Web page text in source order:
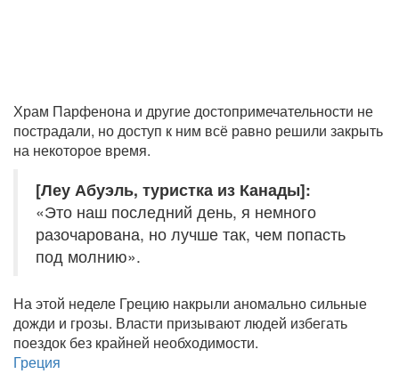
Храм Парфенона и другие достопримечательности не
пострадали, но доступ к ним всё равно решили закрыть
на некоторое время.
[Леу Абуэль, туристка из Канады]:
«Это наш последний день, я немного
разочарована, но лучше так, чем попасть
под молнию».
На этой неделе Грецию накрыли аномально сильные
дожди и грозы. Власти призывают людей избегать
поездок без крайней необходимости.
Греция